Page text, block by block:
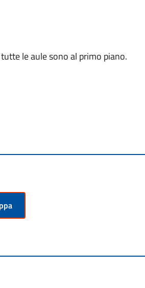
le aule sono al primo piano.